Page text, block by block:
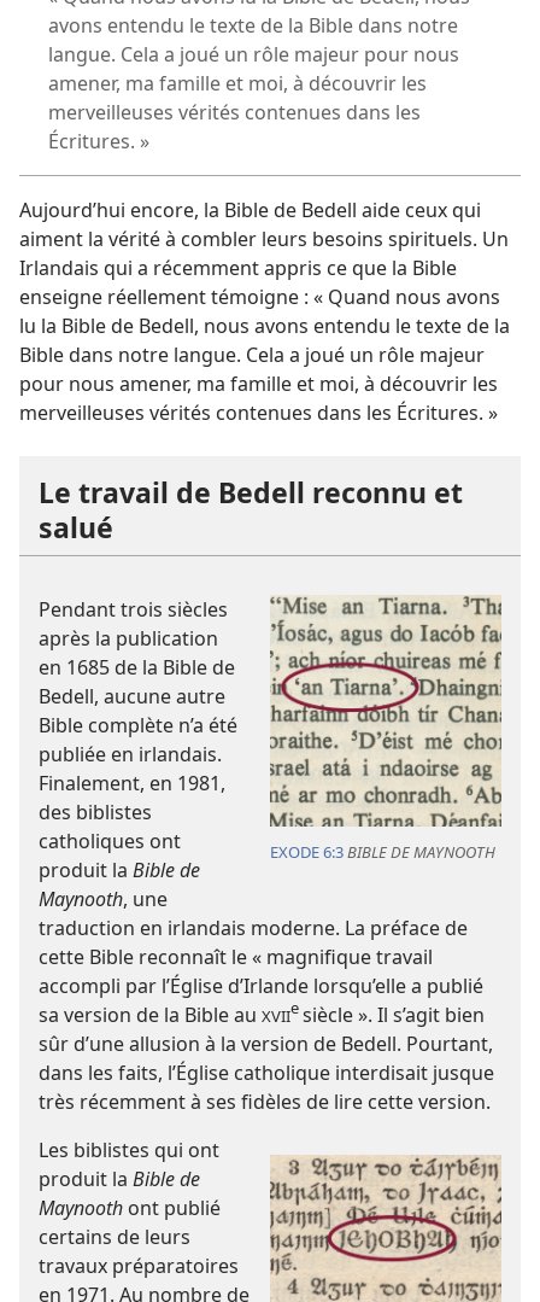
avons entendu le texte de la Bible dans notre
langue. Cela a joué un rôle majeur pour nous
amener, ma famille et moi, à découvrir les
merveilleuses vérités contenues dans les
Écritures. »
Aujourd’hui encore, la Bible de Bedell aide ceux qui
aiment la vérité à combler leurs besoins spirituels. Un
Irlandais qui a récemment appris ce que la Bible
enseigne réellement témoigne : « Quand nous avons
lu la Bible de Bedell, nous avons entendu le texte de la
Bible dans notre langue. Cela a joué un rôle majeur
pour nous amener, ma famille et moi, à découvrir les
merveilleuses vérités contenues dans les Écritures. »
Le travail de Bedell reconnu et
salué
EXODE 6:3BIBLE DE MAYNOOTH
Pendant trois siècles
après la publication
en 1685 de la Bible de
Bedell, aucune autre
Bible complète n’a été
publiée en irlandais.
Finalement, en 1981,
des biblistes
catholiques ont
produit la Bible de
Maynooth, une
traduction en irlandais moderne. La préface de
cette Bible reconnaît le « magnifique travail
accompli par l’Église d’Irlande lorsqu’elle a publié
sa version de la Bible au XVIIesiècle ». Il s’agit bien
sûr d’une allusion à la version de Bedell. Pourtant,
dans les faits, l’Église catholique interdisait jusque
très récemment à ses fidèles de lire cette version.
Les biblistes qui ont
produit la Bible de
Maynooth ont publié
certains de leurs
travaux préparatoires
en 1971. Au nombre de